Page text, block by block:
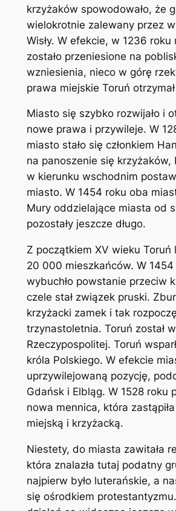
krzyżaków spowodowało, że
wielokrotnie zalewany przez
Wisły. W efekcie, w 1236 roku
zostało przeniesione na
wzniesienia, nieco w górę
prawa miejskie Toruń
Miasto się szybko rozwijało i
nowe prawa i przywileje. W
miasto stało się członkiem
na panoszenie się krzyżaków,
w kierunku wschodnim
miasto. W 1454 roku oba
Mury oddzielające miasta od
pozostały jeszcze długo.
Z początkiem XV wieku Toruń
20 000 mieszkańców. W 1454
wybuchło powstanie przeciw
czele stał związek pruski.
krzyżacki zamek i tak
trzynastoletnia. Toruń został
Rzeczypospolitej. Toruń
króla Polskiego. W efekcie
uprzywilejowaną pozycję,
Gdańsk i Elbląg. W 1528 roku
nowa mennica, która
miejską i krzyżacką.
Niestety, do miasta zawitała
która znalazła tutaj podatny
najpierw było luterańskie, a
się ośrodkiem